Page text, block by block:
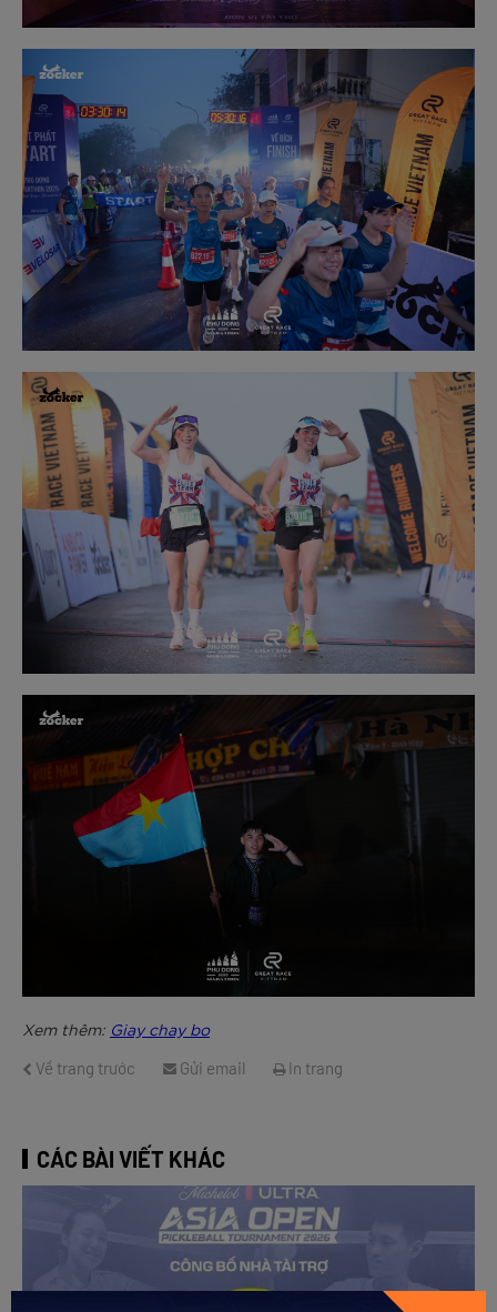
Xem thêm: Giay chay bo
Về trang trước
Gửi email In trang
CÁC BÀI VIẾT KHÁC